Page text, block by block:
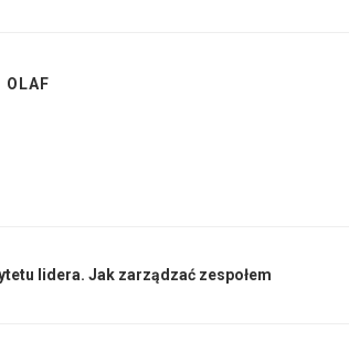
OLAF
lidera. Jak zarządzać zespołem